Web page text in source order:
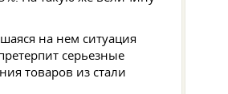
на нем ситуация
серьезные
товаров из стали